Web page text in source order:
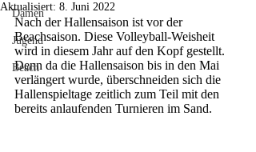
Damen
Jugend
Beach
Aktualisiert: 8. Juni 2022
Nach der Hallensaison ist vor der
Beachsaison. Diese Volleyball-Weisheit
wird in diesem Jahr auf den Kopf gestellt.
Denn da die Hallensaison bis in den Mai
verlängert wurde, überschneiden sich die
Hallenspieltage zeitlich zum Teil mit den
bereits anlaufenden Turnieren im Sand.